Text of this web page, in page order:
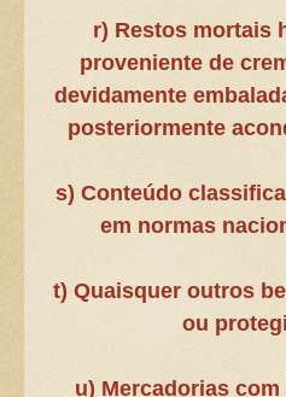
r) Restos mortais
proveniente de
devidamente
posteriormente
s) Conteúdo
em normas
t) Quaisquer outros
ou
u) Mercadorias